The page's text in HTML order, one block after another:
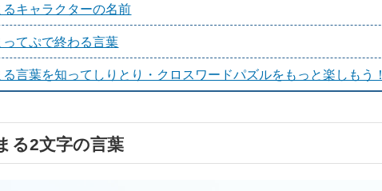
キャラクターの名前
てぷで終わる言葉
言葉を知ってしりとり・クロスワードパズルをもっと楽しもう！
る2文字の言葉